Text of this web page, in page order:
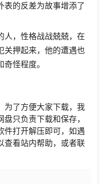
表的反差为故事增添了
人，性格战战兢兢，在
关押起来，他的遭遇也
怪程度。
为了方便大家下载，我
只负责下载和保存，
件打开解压即可，如遇
查看站内帮助，或者联